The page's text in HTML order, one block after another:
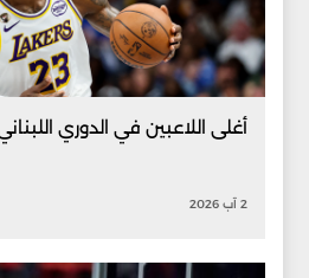
أغلى اللاعبين في الدوري
2 آب 2026